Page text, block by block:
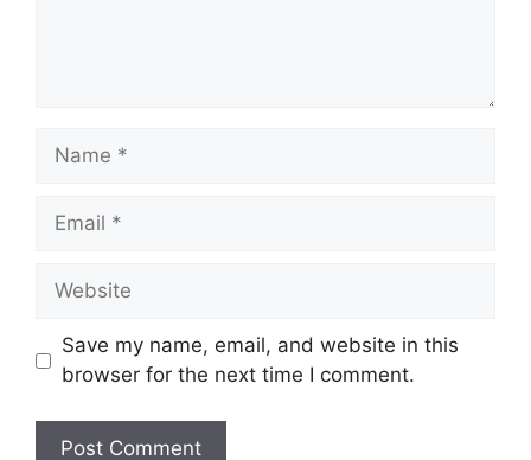
Name
Email
Website
Save my name, email, and website in this
browser for the next time I comment.